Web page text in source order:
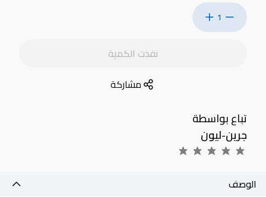
1
نفذت الكمية
مشاركة
تباع بواسطة
جرين-ليون
الوصف